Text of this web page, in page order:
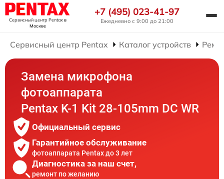
Сервисный центр Pentaxв
Москве
+7 (495) 023-41-97
Ежедневно с 9:00 до 21:00
Сервисный центр Pentax Каталог устройств
Замена микрофона
фотоаппарата
Pentax K-1 Kit 28-105mm DC WR
Официальный сервис
Гарантийное обслуживание
фотоаппарата Pentax до 3 лет
Диагностика за наш счет,
ремонт по желанию